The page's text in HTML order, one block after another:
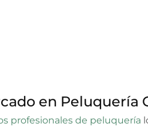
en Peluquería
profesionales de peluquería